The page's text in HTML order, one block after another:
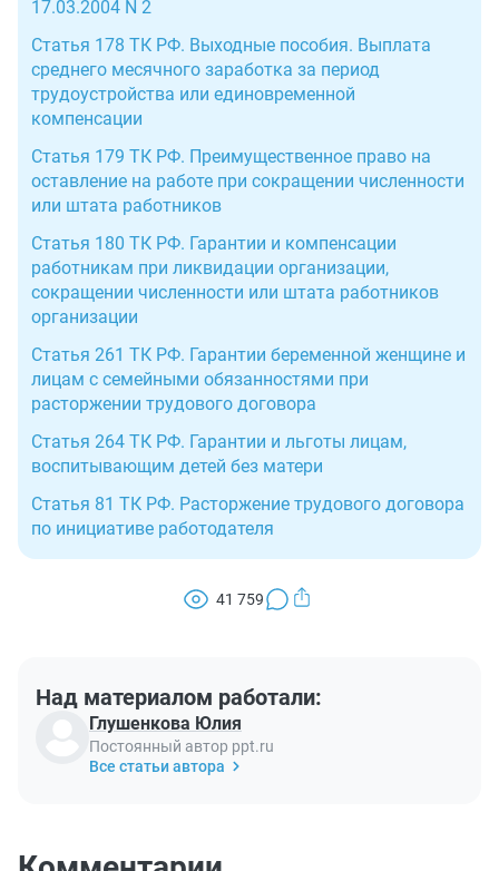
17.03.2004 N 2
Статья 178 ТК РФ. Выходные пособия. Выплата
среднего месячного заработка за период
трудоустройства или единовременной
компенсации
Статья 179 ТК РФ. Преимущественное право на
оставление на работе при сокращении численности
или штата работников
Статья 180 ТК РФ. Гарантии и компенсации
работникам при ликвидации организации,
сокращении численности или штата работников
организации
Статья 261 ТК РФ. Гарантии беременной женщине и
лицам с семейными обязанностями при
расторжении трудового договора
Статья 264 ТК РФ. Гарантии и льготы лицам,
воспитывающим детей без матери
Статья 81 ТК РФ. Расторжение трудового договора
по инициативе работодателя
41 759
Над материалом работали:
Глушенкова Юлия
Постоянный автор ppt.ru
Все статьи автора